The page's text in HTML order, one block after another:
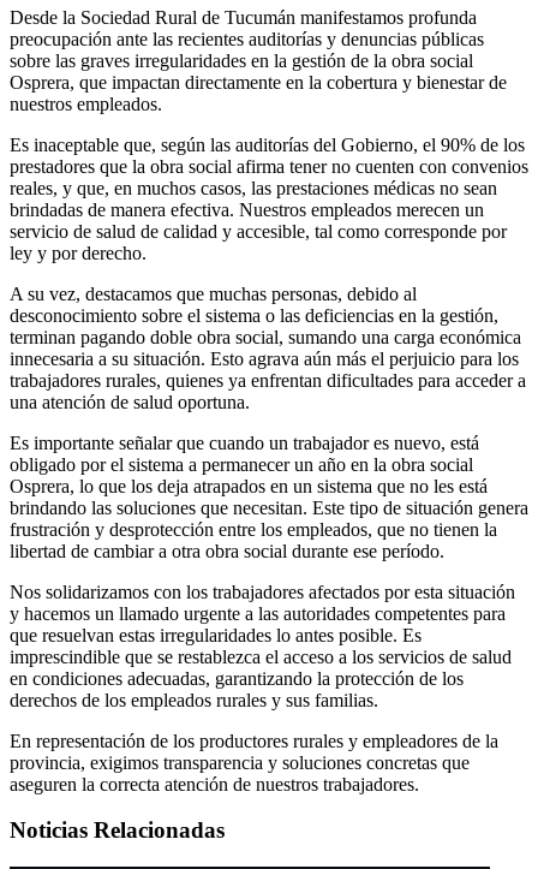
Desde la Sociedad Rural de Tucumán manifestamos profunda
preocupación ante las recientes auditorías y denuncias públicas
sobre las graves irregularidades en la gestión de la obra social
Osprera, que impactan directamente en la cobertura y bienestar de
nuestros empleados.
Es inaceptable que, según las auditorías del Gobierno, el 90% de los
prestadores que la obra social afirma tener no cuenten con convenios
reales, y que, en muchos casos, las prestaciones médicas no sean
brindadas de manera efectiva. Nuestros empleados merecen un
servicio de salud de calidad y accesible, tal como corresponde por
ley y por derecho.
A su vez, destacamos que muchas personas, debido al
desconocimiento sobre el sistema o las deficiencias en la gestión,
terminan pagando doble obra social, sumando una carga económica
innecesaria a su situación. Esto agrava aún más el perjuicio para los
trabajadores rurales, quienes ya enfrentan dificultades para acceder a
una atención de salud oportuna.
Es importante señalar que cuando un trabajador es nuevo, está
obligado por el sistema a permanecer un año en la obra social
Osprera, lo que los deja atrapados en un sistema que no les está
brindando las soluciones que necesitan. Este tipo de situación genera
frustración y desprotección entre los empleados, que no tienen la
libertad de cambiar a otra obra social durante ese período.
Nos solidarizamos con los trabajadores afectados por esta situación
y hacemos un llamado urgente a las autoridades competentes para
que resuelvan estas irregularidades lo antes posible. Es
imprescindible que se restablezca el acceso a los servicios de salud
en condiciones adecuadas, garantizando la protección de los
derechos de los empleados rurales y sus familias.
En representación de los productores rurales y empleadores de la
provincia, exigimos transparencia y soluciones concretas que
aseguren la correcta atención de nuestros trabajadores.
Noticias Relacionadas